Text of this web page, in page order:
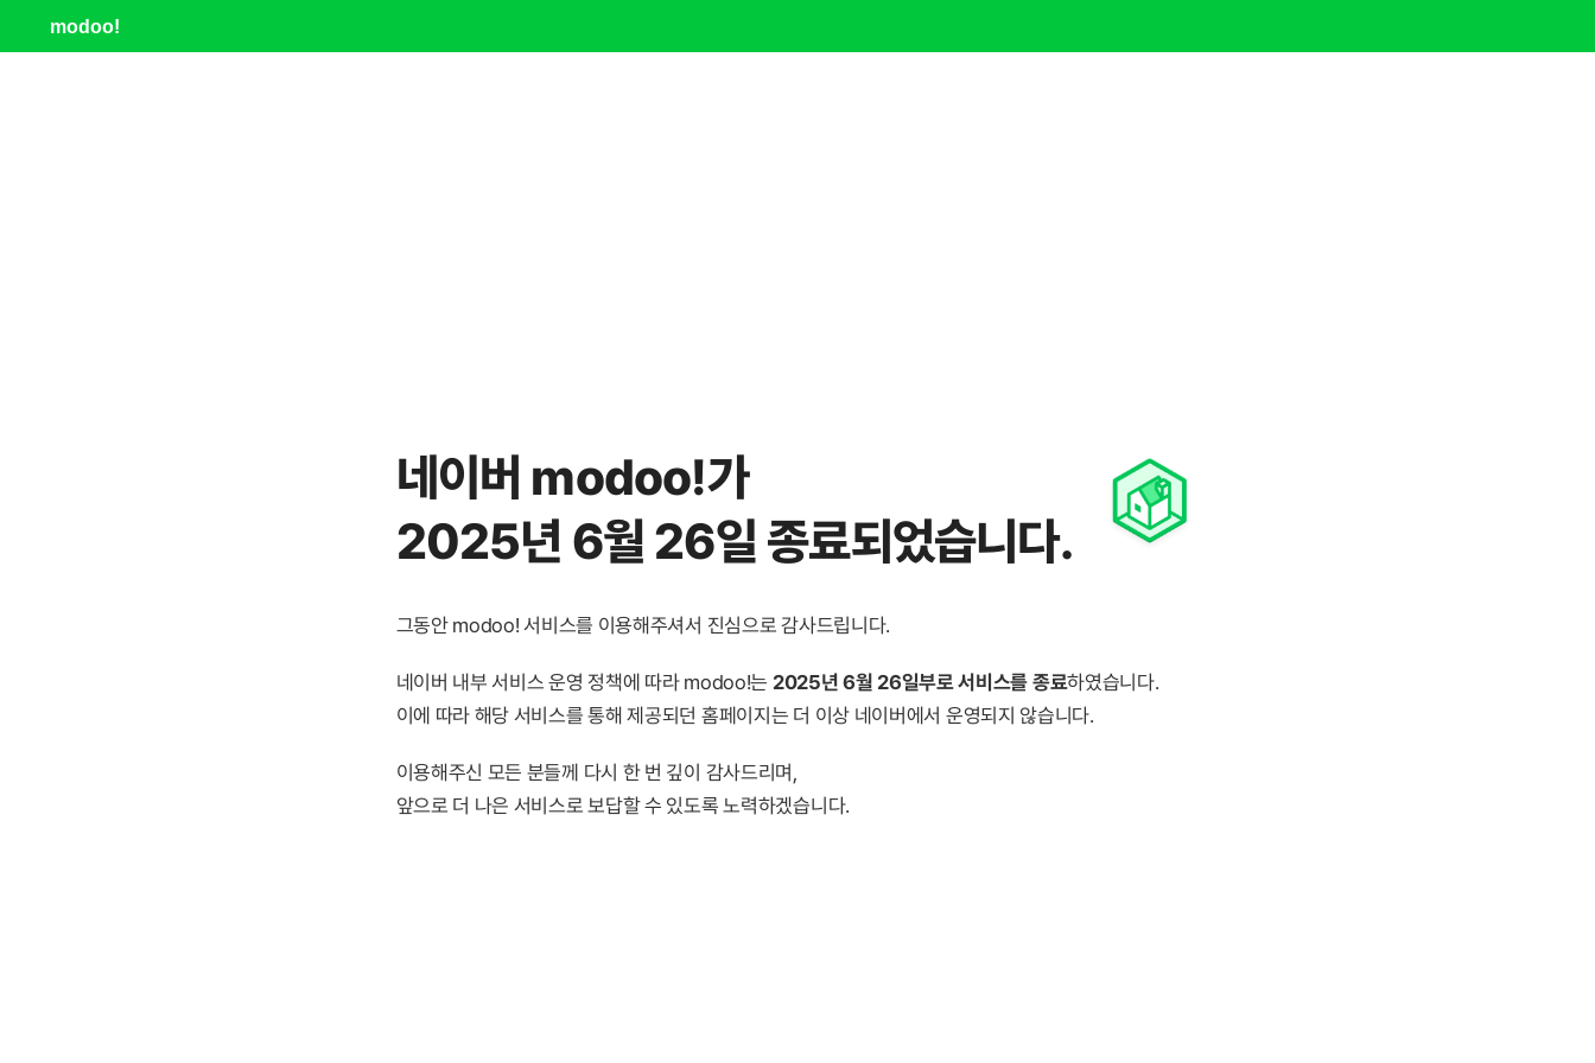
modoo!
네이버 modoo!가
2025년 6월 26일 종료되었습니다.
그동안 modoo! 서비스를 이용해주셔서 진심으로 감사드립니다.
네이버 내부 서비스 운영 정책에 따라 modoo!는 2025년 6월 26일부로 서비스를 종료하였습니다.
이에 따라 해당 서비스를 통해 제공되던 홈페이지는 더 이상 네이버에서 운영되지 않습니다.
이용해주신 모든 분들께 다시 한 번 깊이 감사드리며,
앞으로 더 나은 서비스로 보답할 수 있도록 노력하겠습니다.